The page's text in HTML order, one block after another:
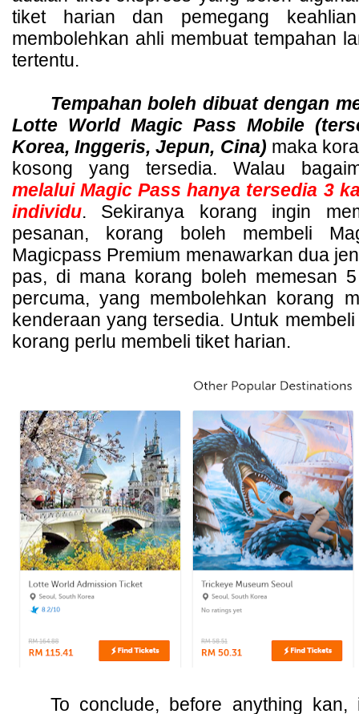
tiket harian dan pemegang
membolehkan ahli membuat tempahan
tertentu.
Tempahan boleh dibuat dengan
Lotte World Magic Pass Mobile
Korea, Inggeris, Jepun, Cina) maka
kosong yang tersedia. Walau
melalui Magic Pass hanya tersedia 3
individu. Sekiranya korang ingin
pesanan, korang boleh membeli
Magicpass Premium menawarkan dua
pas, di mana korang boleh memesan
percuma, yang membolehkan korang
kenderaan yang tersedia. Untuk
korang perlu membeli tiket harian.
To conclude, before anything